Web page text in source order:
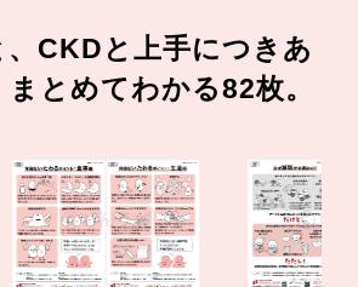
、CKDと上手につきあ
とめてわかる82枚。